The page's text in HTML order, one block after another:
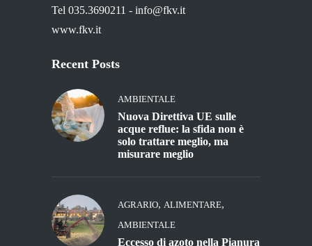
Tel 035.3690211 - info@fkv.it
www.fkv.it
Recent Posts
AMBIENTALE
Nuova Direttiva UE sulle
acque reflue: la sfida non è
solo trattare meglio, ma
misurare meglio
AGRARIO, ALIMENTARE,
AMBIENTALE
Eccesso di azoto nella Pianura